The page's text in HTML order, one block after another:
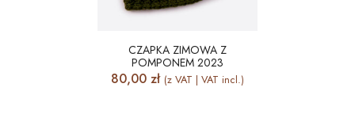
CZAPKA ZIMOWA Z
POMPONEM 2023
80,00 zł (z VAT | VAT incl.)